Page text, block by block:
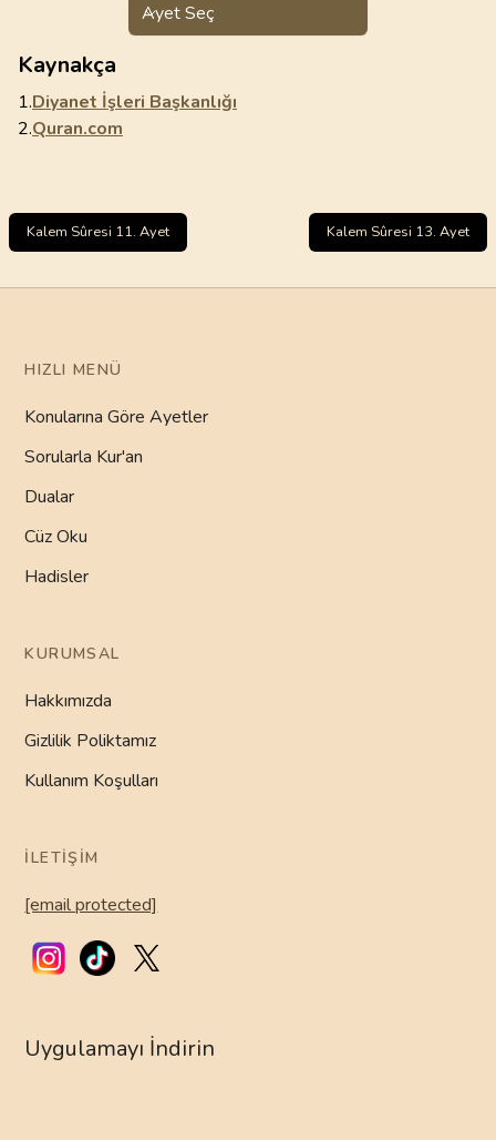
Ayet Seç
Kaynakça
1.Diyanet İşleri Başkanlığı
2.Quran.com
Kalem Sûresi 11. Ayet Kalem Sûresi 13. Ayet
HIZLI MENÜ
Konularına Göre Ayetler
Sorularla Kur'an
Dualar
Cüz Oku
Hadisler
KURUMSAL
Hakkımızda
Gizlilik Poliktamız
Kullanım Koşulları
İLETIŞIM
[email protected]
Uygulamayı İndirin